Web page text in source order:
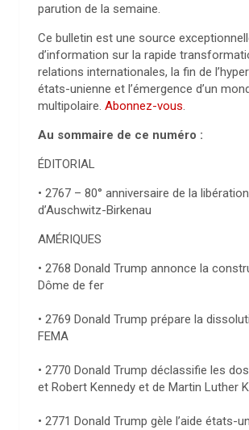
parution de la semaine.
Ce bulletin est une source
d’information sur la rapide
relations internationales, la fin de
états-unienne et l’émergence d’un
multipolaire. Abonnez-vous.
Au sommaire de ce numéro :
ÉDITORIAL
• 2767 – 80° anniversaire de la
d’Auschwitz-Birkenau
AMÉRIQUES
• 2768 Donald Trump annonce la
Dôme de fer
• 2769 Donald Trump prépare la
FEMA
• 2770 Donald Trump déclassifie les
et Robert Kennedy et de Martin Luther
• 2771 Donald Trump gèle l’aide états-